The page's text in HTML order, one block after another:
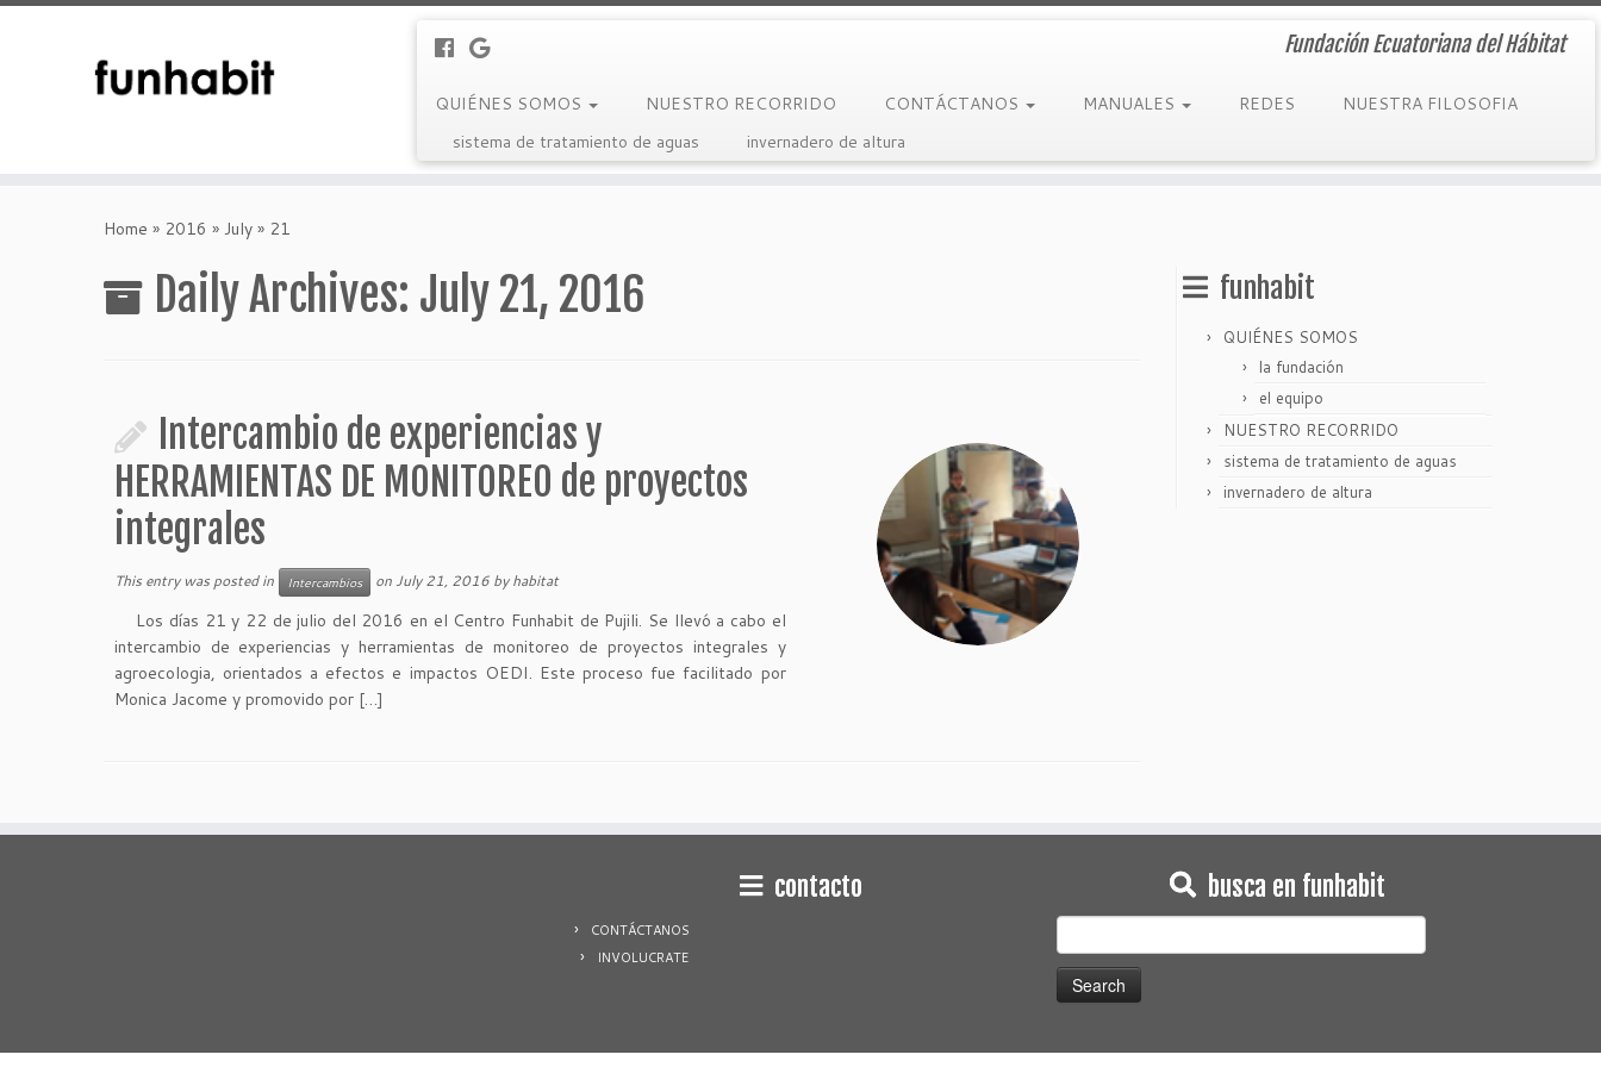
Fundación Ecuatoriana del Hábitat
QUIÉNES SOMOS NUESTRO RECORRIDO CONTÁCTANOS MANUALES REDES
NUESTRA FILOSOFIA
sistema de tratamiento de aguas
invernadero de altura
Home » 2016 » July » 21
Daily Archives: July 21, 2016
Intercambio de experiencias y
HERRAMIENTAS DE MONITOREO de proyectos
integrales
This entry was posted in Intercambios on July 21, 2016 byhabitat
Los días 21 y 22 de julio del 2016 en el Centro Funhabit de Pujili. Se llevó a cabo el
intercambio de experiencias y herramientas de monitoreo de proyectos integrales y
agroecologia, orientados a efectos e impactos OEDI. Este proceso fue facilitado por
Monica Jacome y promovido por […]
funhabit
QUIÉNES SOMOS
la fundación
el equipo
NUESTRO RECORRIDO
sistema de tratamiento de aguas
invernadero de altura
contacto
CONTÁCTANOS
INVOLUCRATE
busca en funhabit
for: